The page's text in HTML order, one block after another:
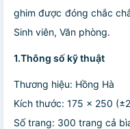
ghim được đóng chắc
Sinh viên, Văn phòng.
1.Thông số kỹ thuật
Thương hiệu: Hồng Hà
Kích thước: 175 x 250
Số trang: 300 trang cả